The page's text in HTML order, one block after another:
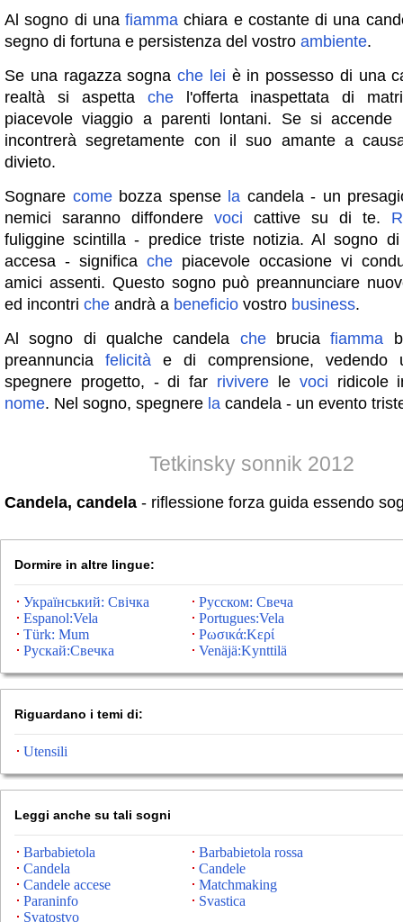
Al sogno di una fiamma chiara e costante di una
segno di fortuna e persistenza del vostro ambiente.
Se una ragazza sognache lei è in possesso di una
realtà si aspetta chel'offerta inaspettata di
piacevole viaggio a parenti lontani. Se si accende
incontrerà segretamente con il suo amante a
divieto.
Sognare comebozza spense la candela - un
nemici saranno diffondere voci cattive su di te.
fuliggine scintilla - predice triste notizia. Al sogno
accesa - significa che piacevole occasione vi
amici assenti. Questo sogno può preannunciare
ed incontri che andrà a beneficio vostro business.
Al sogno di qualche candela chebruciafiamma
preannuncia felicità e di comprensione, vedendo
spegnere progetto, - di far rivivere le voci ridicole
nome. Nel sogno, spegnere la candela - un evento
Tetkinsky sonnik 2012
Candela, candela - riflessione forza guida essendo
Dormire in altre lingue:
Український: Свічка
Русском: Свеча
Espanol:Vela
Portugues:Vela
Türk: Mum
Ρωσικά:Κερί
Рускай:Свечка
Venäjä:Kynttilä
Riguardano i temi di:
Utensili
Leggi anche su tali sogni
Barbabietola
Barbabietola rossa
Candela
Candele
Candele accese
Matchmaking
Paraninfo
Svastica
Svatostvo